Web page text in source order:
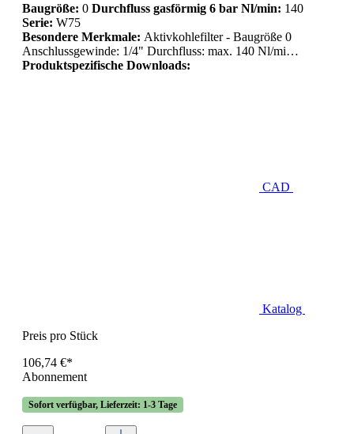
Baugröße: 0 Durchfluss gasförmig 6 bar Nl/min: 140
Serie: W75
Besondere Merkmale: Aktivkohlefilter - Baugröße 0
Anschlussgewinde: 1/4" Durchfluss: max. 140 Nl/mi…
Produktspezifische Downloads:
CAD
Katalog
Preis pro Stück
106,74 €*
Abonnement
Sofort verfügbar, Lieferzeit: 1-3 Tage